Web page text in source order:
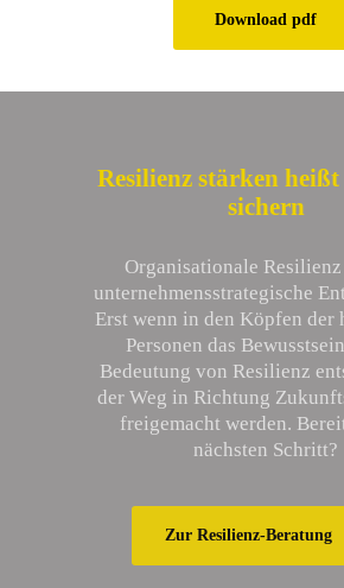
Download pdf
Resilienz stärken
sichern
Organisationale
unternehmensstrategische
Erst wenn in den Köpfen der
Personen das
Bedeutung von Resilienz
der Weg in Richtung
freigemacht werden.
nächsten Schritt?
Zur Resilienz-Beratung